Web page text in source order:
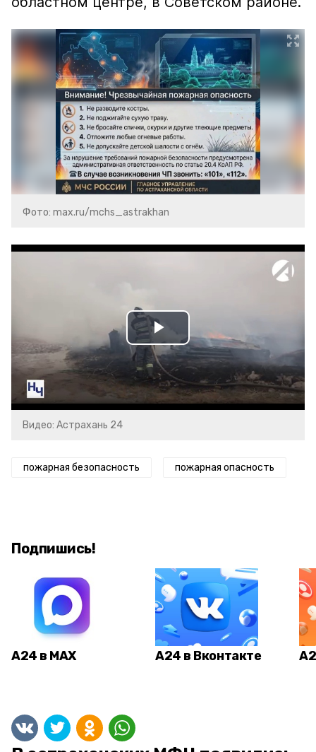
Фото: max.ru/mchs_astrakhan
Play
Video
Видео: Астрахань 24
пожарная безопасность пожарная опасность
Подпишись!
А24 в MAX А24 в Вконтакте